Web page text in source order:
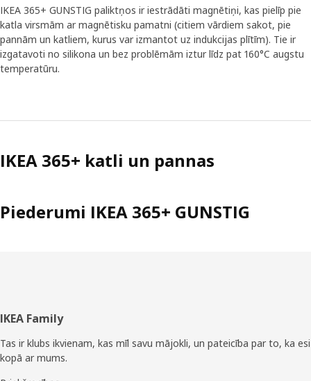
IKEA 365+ GUNSTIG paliktņos ir iestrādāti magnētiņi, kas pielīp pie
katla virsmām ar magnētisku pamatni (citiem vārdiem sakot, pie
pannām un katliem, kurus var izmantot uz indukcijas plītīm). Tie ir
izgatavoti no silikona un bez problēmām iztur līdz pat 160°C augstu
temperatūru.
IKEA 365+ katli un pannas
Piederumi IKEA 365+ GUNSTIG
Kājene
IKEA Family
Tas ir klubs ikvienam, kas mīl savu mājokli, un pateicība par to, ka esi
kopā ar mums.